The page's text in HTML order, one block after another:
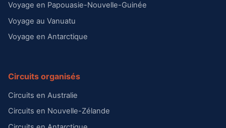
Voyage en Papouasie-Nouvelle-Guinée
Voyage au Vanuatu
Voyage en Antarctique
Circuits organisés
Circuits en Australie
Circuits en Nouvelle-Zélande